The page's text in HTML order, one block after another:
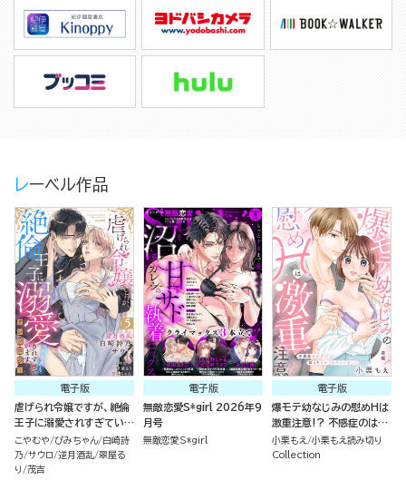
レーベル作品
電子版
虐げられ令嬢ですが、絶倫
王子に溺愛されすぎていま
す!?（※昼も夜も）アンソ
ロジー （5）
こやむや ぴみちゃん 白崎詩
乃 サウロ 逆月酒乱 翠屋る
り
茂吉
電子版
無敵恋愛S*girl 2026年9
月号
無敵恋愛S*girl
電子版
爆モテ幼なじみの慰めHは
激重注意!? 不感症のはず
が即イキさせられちゃいま
した（単話版）
小栗もえ
小栗もえ読み切り
Collection